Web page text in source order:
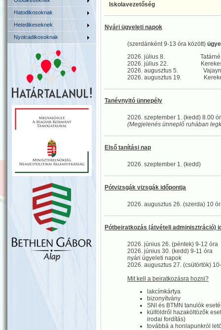
Hatodikosoknak
Hetedikeseknek
Nyolcadikosoknak
Iskolavezetőség
Nyári ügyeleti napok
(szerdánként 9-13 óra között)
2026. július 8. Tatárné
2026. július 22. Kerekes
2026. augusztus 5. Vajayné
2026. augusztus 19. Kerekes
Tanévnyitó ünnepély
2026. szeptember 1. (kedd) 8.00
(Megjelenés ünneplő ruhában
Első tanítási nap
2026. szeptember 1. (kedd)
Pótvizsgák vizsgák időpontja
2026. augusztus 26. (szerda) 10
Pótbeiratkozás (átvételi adminisztráció)
2026. június 26. (péntek) 9-12 óra
2026. június 30. (kedd) 9-11 óra
nyári ügyeleti napok
2026. augusztus 27. (csütörtök)
Mit kell a beiratkozásra hozni?
lakcímkártya
bizonyítvány
SNI és BTMN tanulók
külföldről hazaköltözők
irodai fordítás)
továbbá a honlapunkról